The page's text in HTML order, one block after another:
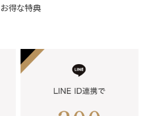
お得な特典